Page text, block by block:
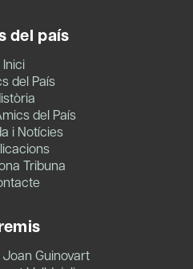
del país
Inici
del País
del País
i Notícies
Tribuna
Joan Guinovart